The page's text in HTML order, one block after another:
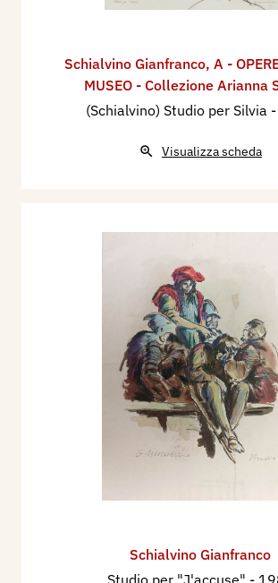
Schialvino ​Gianfranco, A -
MUSEO - Collezione Arianna
(Schialvino) Studio per Silvia
Visualizza scheda
Schialvino ​Gianfranco